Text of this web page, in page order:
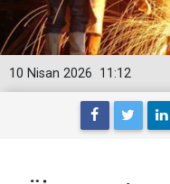
11:12
10 Nisan 2026